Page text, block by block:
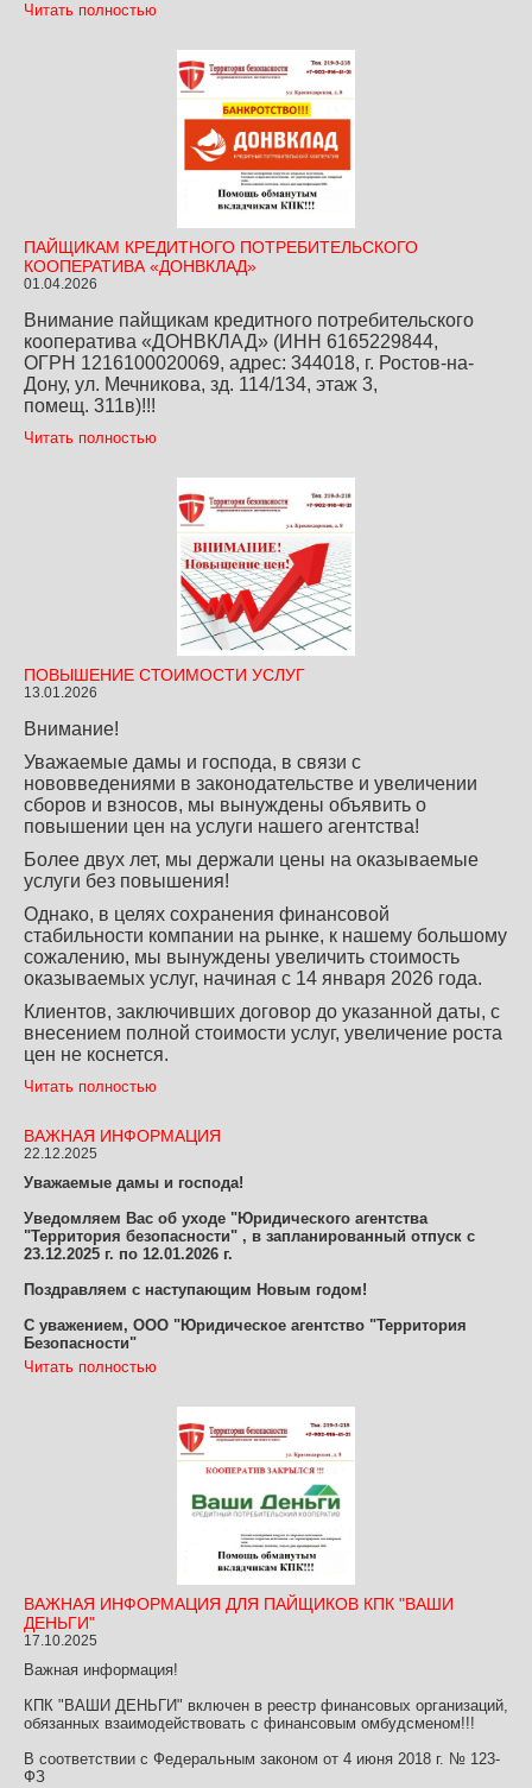
Читать полностью
ПАЙЩИКАМ КРЕДИТНОГО ПОТРЕБИТЕЛЬСКОГО
КООПЕРАТИВА «ДОНВКЛАД»
01.04.2026
Внимание пайщикам кредитного потребительского
кооператива «ДОНВКЛАД» (ИНН 6165229844,
ОГРН 1216100020069, адрес: 344018, г. Ростов-на-
Дону, ул. Мечникова, зд. 114/134, этаж 3,
помещ. 311в)!!!
Читать полностью
ПОВЫШЕНИЕ СТОИМОСТИ УСЛУГ
13.01.2026
Внимание!
Уважаемые дамы и господа, в связи с
нововведениями в законодательстве и увеличении
сборов и взносов, мы вынуждены объявить о
повышении цен на услуги нашего агентства!
Более двух лет, мы держали цены на оказываемые
услуги без повышения!
Однако, в целях сохранения финансовой
стабильности компании на рынке, к нашему большому
сожалению, мы вынуждены увеличить стоимость
оказываемых услуг, начиная с 14 января 2026 года.
Клиентов, заключивших договор до указанной даты, с
внесением полной стоимости услуг, увеличение роста
цен не коснется.
Читать полностью
ВАЖНАЯ ИНФОРМАЦИЯ
22.12.2025
Уважаемые дамы и господа!
Уведомляем Вас об уходе "Юридического агентства
"Территория безопасности" , в запланированный отпуск с
23.12.2025 г. по 12.01.2026 г.
Поздравляем с наступающим Новым годом!
С уважением, ООО "Юридическое агентство "Территория
Безопасности"
Читать полностью
ВАЖНАЯ ИНФОРМАЦИЯ ДЛЯ ПАЙЩИКОВ КПК "ВАШИ
ДЕНЬГИ"
17.10.2025
Важная информация!
КПК "ВАШИ ДЕНЬГИ" включен в реестр финансовых организаций,
обязанных взаимодействовать с финансовым омбудсменом!!!
В соответствии с Федеральным законом от 4 июня 2018 г. № 123-
ФЗ